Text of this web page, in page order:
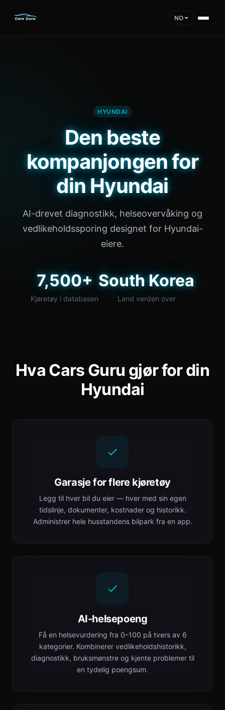
NO
HYUNDAI
Den beste
kompanjongen for
din Hyundai
AI-drevet diagnostikk, helseovervåking og
vedlikeholdssporing designet for Hyundai-
eiere.
7,500+
Kjøretøy i databasen
South Korea
Land verden over
Hva Cars Guru gjør for din
Hyundai
Garasje for flere kjøretøy
Legg til hver bil du eier — hver med sin egen
tidslinje, dokumenter, kostnader og historikk.
Administrer hele husstandens bilpark fra en app.
AI-helsepoeng
Få en helsevurdering fra 0–100 på tvers av 6
kategorier. Kombinerer vedlikeholdshistorikk,
diagnostikk, bruksmønstre og kjente problemer til
en tydelig poengsum.